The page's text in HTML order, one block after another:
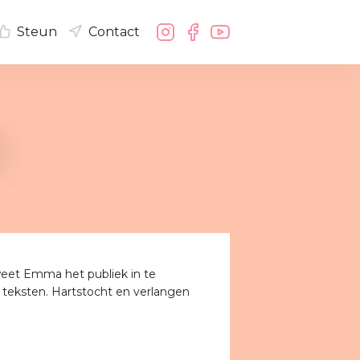
Emma het publiek in te
Hartstocht en verlangen
Steun Contact